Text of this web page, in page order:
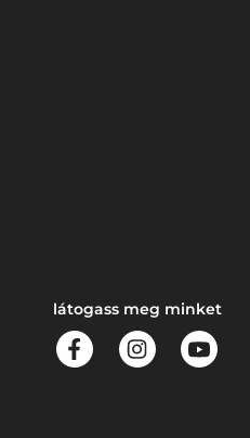
látogass meg minket